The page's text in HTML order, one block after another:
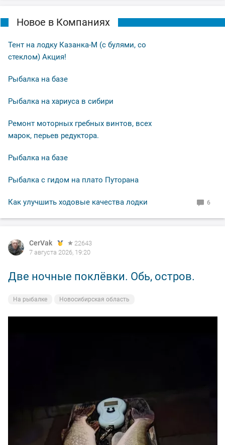
Новое в Компаниях
Тент на лодку Казанка-М (с булями, со
стеклом) Акция!
Рыбалка на базе
Рыбалка на хариуса в сибири
Ремонт моторных гребных винтов, всех
марок, перьев редуктора.
Рыбалка на базе
Рыбалка с гидом на плато Путорана
Как улучшить ходовые качества лодки 6
CerVak
22643
7 августа 2026, 19:20
Две ночные поклёвки. Обь, остров.
На рыбалке Новосибирская область